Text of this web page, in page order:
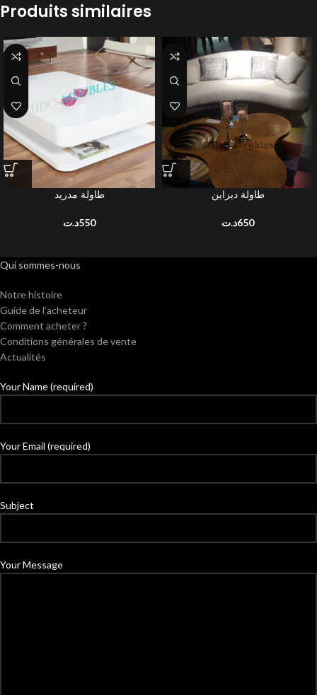
Produits similaires
طاولة مدريد
550د.ت
طاولة ديزاين
650د.ت
Qui sommes-nous
Notre histoire
Guide de l’acheteur
Comment acheter ?
Conditions générales de vente
Actualités
Your Name (required)
Your Email (required)
Subject
Your Message